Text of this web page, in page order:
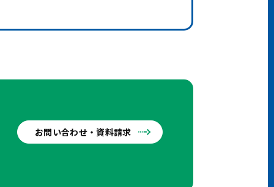
お問い合わせ・資料請求